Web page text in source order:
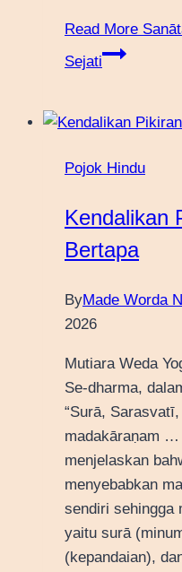
Read More
Sejati
Pojok Hindu
Kendalikan
Bertapa
ByMade Worda
2026
Mutiara Weda
Se-dharma,
“Surā,
madakāraṇam …
menjelaskan
menyebabkan
sendiri sehingga
yaitu surā
(kepandaian),